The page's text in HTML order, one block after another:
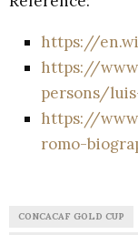
https://
https://
persons/
https://
romo-
CONCACAF GOLD CUP